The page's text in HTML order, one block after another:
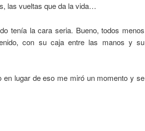
las vueltas que da la vida…
tenía la cara seria. Bueno, todos menos
con su caja entre las manos y su
lugar de eso me miró un momento y se